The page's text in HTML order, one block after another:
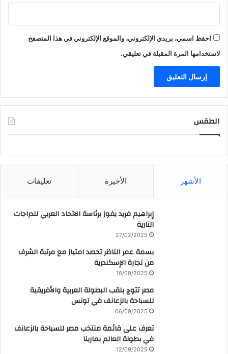
احفظ اسمي، بريدي الإلكتروني، والموقع الإلكتروني في هذا المتصفح
لاستخدامها المرة المقبلة في تعليقي.
الطقس
الأشهر الأخيرة تعليقات
إبراهيم فريد يفوز برئاسة الاتحاد العربي للدراجات
النارية
27/02/2025
بسمة عمر الناظر تحصد امتياز مع مرتبة الشرف
من تجارة الإسكندرية
16/09/2025
مصر تتوج بلقب البطولة العربية والأفريقية
للسباحة بالزعانف في تونس
06/09/2025
تعرف على قائمة منتخب مصر للسباحة بالزعانف
في بطولة العالم بمارينا
12/09/2025